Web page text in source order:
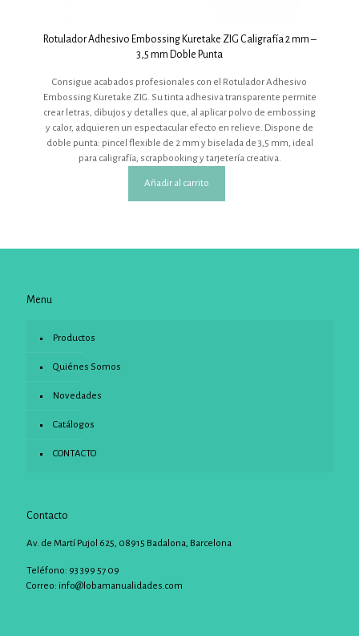
Rotulador Adhesivo Embossing Kuretake ZIG Caligrafía 2 mm –
3,5 mm Doble Punta
Consigue acabados profesionales con el Rotulador Adhesivo
Embossing Kuretake ZIG. Su tinta adhesiva transparente permite
crear letras, dibujos y detalles que, al aplicar polvo de embossing
y calor, adquieren un espectacular efecto en relieve. Dispone de
doble punta: pincel flexible de 2 mm y biselada de 3,5 mm, ideal
para caligrafía, scrapbooking y tarjetería creativa.
Añadir al carrito
Menu
Productos
Quiénes Somos
Novedades
Catálogos
CONTACTO
Contacto
Av. de Martí Pujol 625, 08915 Badalona, Barcelona
Teléfono: 93 399 57 09
Correo: info@lobamanualidades.com